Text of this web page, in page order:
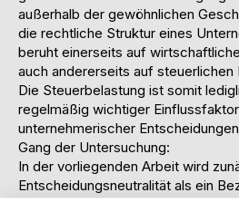
außerhalb der gewöhnlichen
die rechtliche Struktur eines
beruht einerseits auf
auch andererseits auf steuerlichen
Die Steuerbelastung ist somit
regelmäßig wichtiger
unternehmerischer
Gang der Untersuchung:
In der vorliegenden Arbeit wird
Entscheidungsneutralität als ein